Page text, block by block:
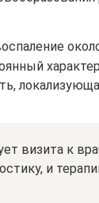
визита к
и